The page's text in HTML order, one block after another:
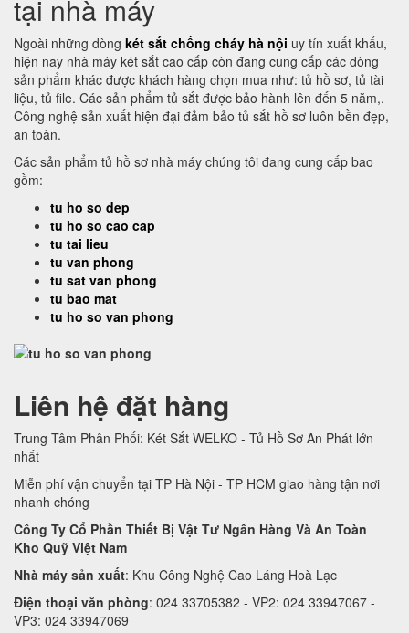
tại nhà máy
Ngoài những dòng két sắt chống cháy hà nội uy tín xuất khẩu,
hiện nay nhà máy két sắt cao cấp còn đang cung cấp các dòng
sản phẩm khác được khách hàng chọn mua như: tủ hồ sơ, tủ tài
liệu, tủ file. Các sản phẩm tủ sắt được bảo hành lên đến 5 năm,.
Công nghệ sản xuất hiện đại đảm bảo tủ sắt hồ sơ luôn bền đẹp,
an toàn.
Các sản phẩm tủ hồ sơ nhà máy chúng tôi đang cung cấp bao
gồm:
tu ho so dep
tu ho so cao cap
tu tai lieu
tu van phong
tu sat van phong
tu bao mat
tu ho so van phong
Liên hệ đặt hàng
Trung Tâm Phân Phối: Két Sắt WELKO - Tủ Hồ Sơ An Phát lớn
nhất
Miễn phí vận chuyển tại TP Hà Nội - TP HCM giao hàng tận nơi
nhanh chóng
Công Ty Cổ Phần Thiết Bị Vật Tư Ngân Hàng Và An Toàn
Kho Quỹ Việt Nam
Nhà máy sản xuất: Khu Công Nghệ Cao Láng Hoà Lạc
Điện thoại văn phòng: 024 33705382 - VP2: 024 33947067 -
VP3: 024 33947069